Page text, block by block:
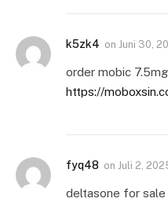
k5zk4 on Juni 30,
order mobic
https://
fyq48 on Juli 2,
deltasone for sale